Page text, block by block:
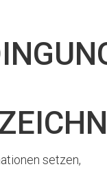
setzen,